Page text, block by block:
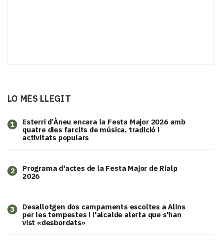
LO MÉS LLEGIT
1
Esterri d’Àneu encara la Festa Major 2026 amb
quatre dies farcits de música, tradició i
activitats populars
2
Programa d'actes de la Festa Major de Rialp
2026
3
​Desallotgen dos campaments escoltes a Alins
per les tempestes i l'alcalde alerta que s'han
vist «desbordats»